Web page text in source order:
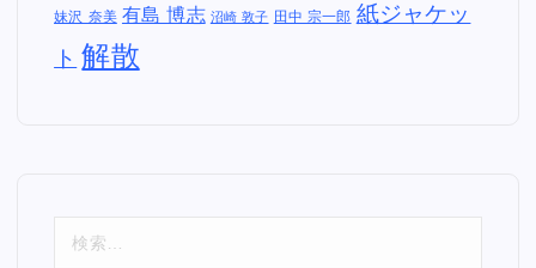
妹沢 奈美 有島 博志 沼崎 敦子 田中 宗一郎 紙ジャケッ
ト 解散